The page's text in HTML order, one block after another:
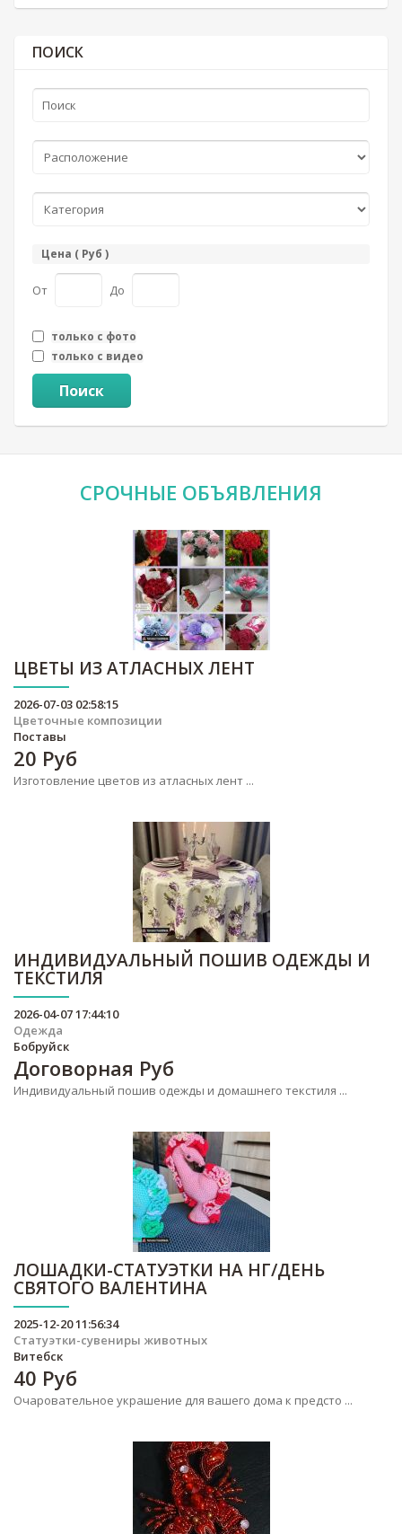
ПОИСК
Цена ( Руб )
От До
только с фото
только с видео
Поиск
СРОЧНЫЕ ОБЪЯВЛЕНИЯ
ЦВЕТЫ ИЗ АТЛАСНЫХ ЛЕНТ
2026-07-03 02:58:15
Цветочные композиции
Поставы
20 Руб
Изготовление цветов из атласных лент ...
ИНДИВИДУАЛЬНЫЙ ПОШИВ ОДЕЖДЫ И
ТЕКСТИЛЯ
2026-04-07 17:44:10
Одежда
Бобруйск
Договорная Руб
Индивидуальный пошив одежды и домашнего текстиля ...
ЛОШАДКИ-СТАТУЭТКИ НА НГ/ДЕНЬ
СВЯТОГО ВАЛЕНТИНА
2025-12-20 11:56:34
Статуэтки-сувениры животных
Витебск
40 Руб
Очаровательное украшение для вашего дома к предсто ...